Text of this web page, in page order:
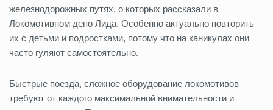
железнодорожных путях, о которых рассказали в
Локомотивном депо Лида. Особенно актуально повторить
их с детьми и подростками, потому что на каникулах они
часто гуляют самостоятельно.
Быстрые поезда, сложное оборудование локомотивов
требуют от каждого максимальной внимательности и